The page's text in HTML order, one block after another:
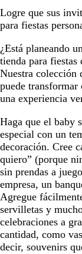
Logre que sus
para fiestas
¿Está planeando
tienda para
Nuestra colección
puede transformar
una experiencia
Haga que el baby
especial con un
decoración. Cree
quiero” (porque
sin prendas a
empresa, un
Agregue
servilletas y
celebraciones a
cantidad, como
decir, souvenirs